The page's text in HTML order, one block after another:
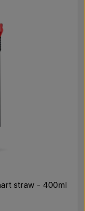
straw - 400ml